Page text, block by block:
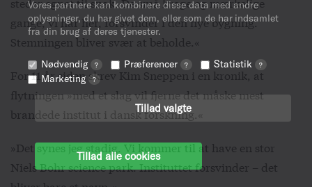
Vores partnere kan kombinere disse data med andre
oplysninger, du har givet dem, eller som de har indsamlet
fra din brug af deres tjenester.
Nødvendig ? Præferencer ? Statistik ?
Marketing ?
Tillad valgte
Tillad alle cookies
gange, vi har her, forsvinder i den nye bygning.
Stemningen bliver svær at beholde.«
For 11 år siden skrev Kim Sneppen i en kronik, at
flytningen »med et slag vil fjerne det måske mest
brandede institut i dansk forskning.«
»Det synes jeg stadig. Vi kommer til at have en stor
Niels Bohr science park. Instituttet forsvinder – det